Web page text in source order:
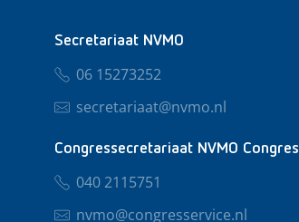
Secretariaat NVMO
06 15273252
secretariaat@nvmo.nl
Congressecretariaat NVMO Congres
040 2115751
nvmo@congresservice.nl